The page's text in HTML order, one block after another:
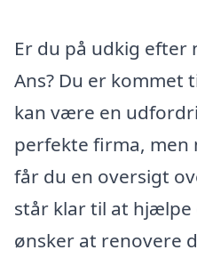
Er du på udkig efter
Ans? Du er kommet
kan være en
perfekte firma, men
får du en oversigt
står klar til at hjælpe
ønsker at renovere